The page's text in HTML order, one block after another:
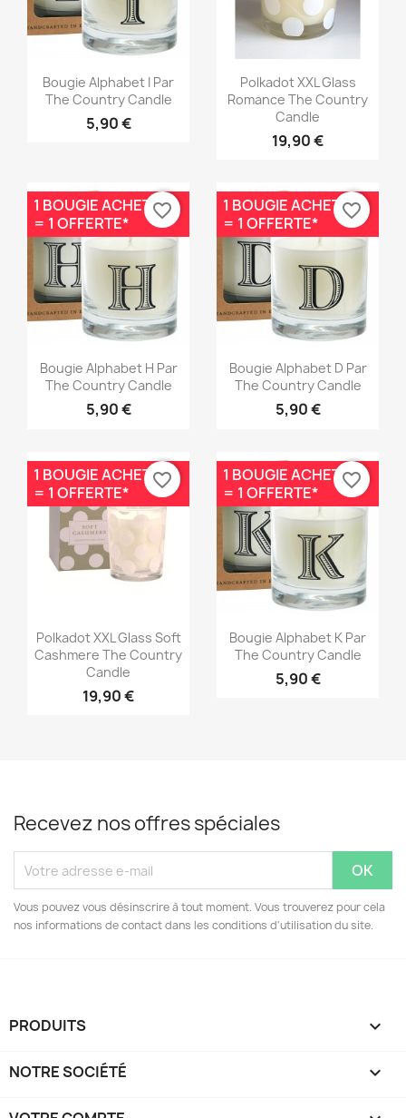
Aperçu rapide
Bougie Alphabet I Par
The Country Candle
5,90 €
Aperçu rapide
Polkadot XXL Glass
Romance The Country
Candle
19,90 €
Aperçu rapide
Bougie Alphabet H Par
The Country Candle
5,90 €
1 BOUGIE ACHETÉE
= 1 OFFERTE*
favorite_border
Aperçu rapide
Bougie Alphabet D Par
The Country Candle
5,90 €
1 BOUGIE ACHETÉE
= 1 OFFERTE*
favorite_border
Aperçu rapide
Polkadot XXL Glass Soft
Cashmere The Country
Candle
19,90 €
1 BOUGIE ACHETÉE
= 1 OFFERTE*
favorite_border
Aperçu rapide
Bougie Alphabet K Par
The Country Candle
5,90 €
1 BOUGIE ACHETÉE
= 1 OFFERTE*
favorite_border
Recevez nos offres spéciales
Vous pouvez vous désinscrire à tout moment. Vous trouverez pour cela
nos informations de contact dans les conditions d'utilisation du site.
PRODUITS 
NOTRE SOCIÉTÉ 